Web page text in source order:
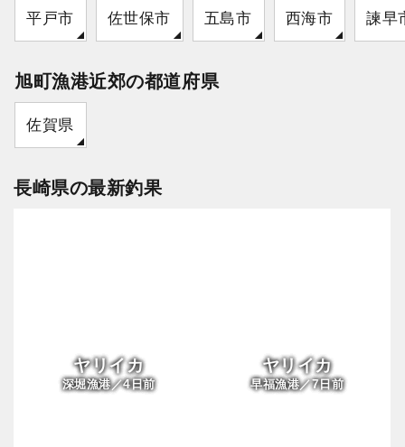
平戸市 佐世保市 五島市 西海市 諫早
旭町漁港近郊の都道府県
佐賀県
長崎県の最新釣果
ヤリイカ
深堀漁港／4日前
ヤリイカ
早福漁港／7日前